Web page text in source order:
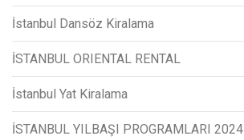
İstanbul Dansöz Kiralama
İSTANBUL ORIENTAL RENTAL
İstanbul Yat Kiralama
İSTANBUL YILBAŞI PROGRAMLARI 2024